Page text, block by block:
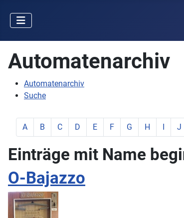
Automatenarchiv
Automatenarchiv
Suche
zeige Elemente mit Buchstabe:
A zeige Elemente mit Buchstabe:
B zeige Elemente mit Buchstabe:
C zeige Elemente mit Buchstabe:
D zeige Elemente mit
E zeige Elemente mit
F zeige Elemente
G zeige
H zeige
I J
Einträge mit Name
O-Bajazzo